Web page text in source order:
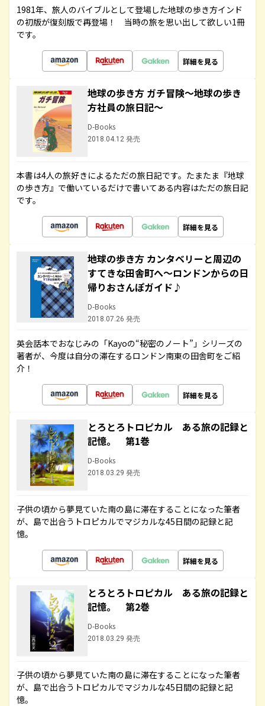
1981年、旅人のバイブルとして登場した地球の歩き方インド
の初版が復刻版で再登場！ 当時の旅を思い出して欲しい1冊
です。
詳細を見る
地球の歩き方 ガチ冒険～地球の歩き
方社員の旅日記～
D-Books
2018.04.12 発売
本書は4人の旅好きによるただの旅日記です。たまたま『地球
の歩き方』で働いているだけで書いてある内容はただの旅日記
です。
詳細を見る
地球の歩き方 カンタベリーと周辺の
すてきな田舎町へ～ロンドンからの日
帰りおさんぽガイド♪
D-Books
2018.07.26 発売
英会話本でおなじみの「Kayoの“秘密のノート”」シリーズの
著者が、今度は自分の滞在するロンドン南東の田舎町をご紹
介！
詳細を見る
とろとろトロピカル ある旅の記録と
記憶。 第1巻
D-Books
2018.03.29 発売
子供の頃から夢見ていた南の島に滞在することになった筆者
が、島で出合うトロピカルでマジカルな45日間の記録と記
憶。
詳細を見る
とろとろトロピカル ある旅の記録と
記憶。 第2巻
D-Books
2018.03.29 発売
子供の頃から夢見ていた南の島に滞在することになった筆者
が、島で出合うトロピカルでマジカルな45日間の記録と記
憶。